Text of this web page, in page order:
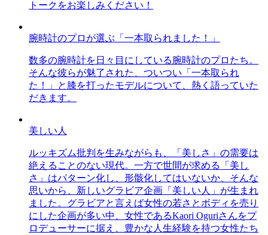
トークをお楽しみください！
腕時計のプロが選ぶ「一本取られました！」
数多の腕時計を日々目にしている腕時計のプロたち。
そんな彼らが魅了された、ついつい「一本取られ
た！」と膝を打ったモデルについて、熱く語っていた
だきます。
美しい人
ルッキズム批判を生みながらも、「美しさ」の需要は
絶えることのない現代。一方で世間が求める「美し
さ」はパターン化し、形骸化してはいないか、そんな
思いから、新しいグラビア企画「美しい人」が生まれ
ました。グラビアと言えば女性の若さとボディを売り
にした企画が多い中、女性であるKaori Oguriさんをプ
ロデューサーに据え、豊かな人生経験を持つ女性たち